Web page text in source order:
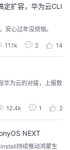
定扩容，华为云CLI
安心过年没烦恼。
11.1k 2 14
华为云的对接，上报数
12.4k 1 2
NEXT
持续推动鸿蒙生